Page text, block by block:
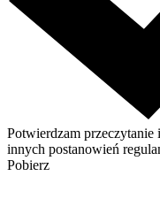
Potwierdzam przeczytanie
innych postanowień
Pobierz